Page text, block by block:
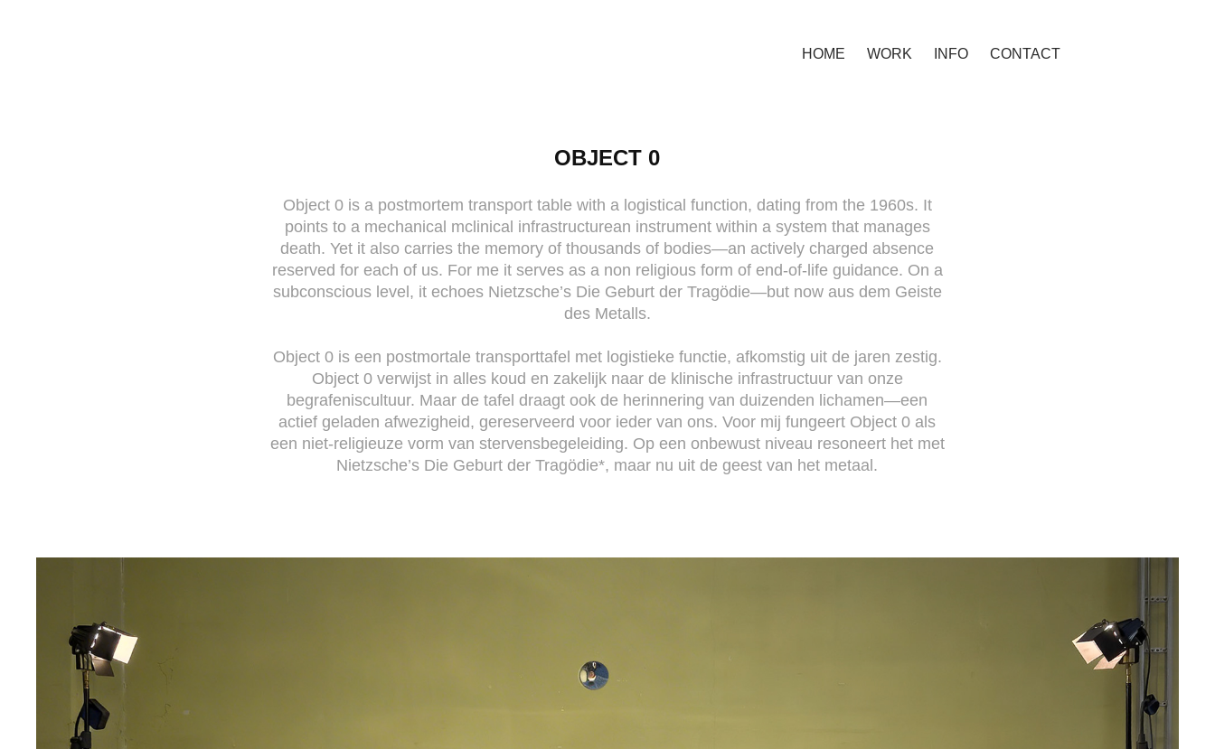
HOME WORK INFO CONTACT
OBJECT 0
Object 0 is a postmortem transport table with a logistical function, dating from the 1960s. It
points to a mechanical mclinical infrastructurean instrument within a system that manages
death. Yet it also carries the memory of thousands of bodies—an actively charged absence
reserved for each of us. For me it serves as a non religious form of end-of-life guidance. On a
subconscious level, it echoes Nietzsche’s Die Geburt der Tragödie—but now aus dem Geiste
des Metalls.
Object 0 is een postmortale transporttafel met logistieke functie, afkomstig uit de jaren zestig.
Object 0 verwijst in alles koud en zakelijk naar de klinische infrastructuur van onze
begrafeniscultuur. Maar de tafel draagt ook de herinnering van duizenden lichamen—een
actief geladen afwezigheid, gereserveerd voor ieder van ons. Voor mij fungeert Object 0 als
een niet-religieuze vorm van stervensbegeleiding. Op een onbewust niveau resoneert het met